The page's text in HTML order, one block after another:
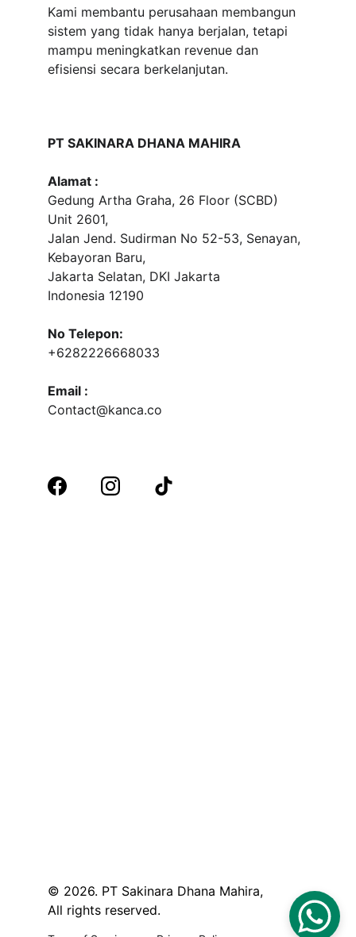
Kami membantu perusahaan membangun
sistem yang tidak hanya berjalan, tetapi
mampu meningkatkan revenue dan
efisiensi secara berkelanjutan.
© 2026. PT Sakinara Dhana Mahira,
All rights reserved.
PT SAKINARA DHANA MAHIRA
Alamat :
Gedung Artha Graha, 26 Floor (SCBD)
Unit 2601,
Jalan Jend. Sudirman No 52-53, Senayan,
Kebayoran Baru,
Jakarta Selatan, DKI Jakarta
Indonesia 12190
No Telepon:
+6282226668033
Email :
Contact@kanca.co